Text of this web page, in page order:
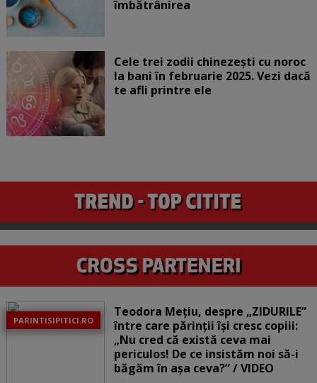
îmbătrânirea
Cele trei zodii chinezești cu noroc
la bani în februarie 2025. Vezi dacă
te afli printre ele
PARINTISIPITICI.RO
Teodora Mețiu, despre „ZIDURILE”
între care părinții își cresc copiii:
„Nu cred că există ceva mai
periculos! De ce insistăm noi să-i
băgăm în așa ceva?” / VIDEO